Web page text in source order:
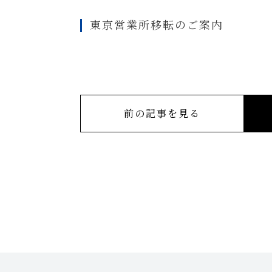
東京営業所移転のご案内
前の記事を見る